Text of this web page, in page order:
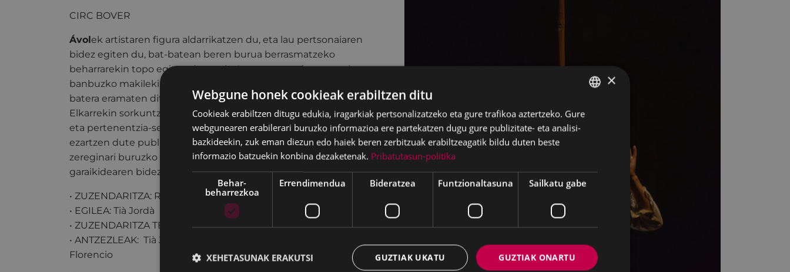
CIRC BOVER
Ávol ek artistaren figura aldarrikatzen du, eta lau pertsonaiaren
bidez egiten du, bat-batean beren burua berrasmatzeko
beharrarekin topo egiten dutenak. Gerora sortutako egoerak
banbuzko makilekin eta sokekin sortutako eszena-unibertso
batera eramaten ditu.
Elkarrekin sorkuntza artistikoa aztertzen dute eta identitatearen
eta pertenentzia-sentimenduaren inguruko elkarrizketa bat
ezartzen dute publikoarekin. Obra kulturak gaur egun duen
zereginari buruzko adierazpen komikoa eta gogoetatsua da, zirku
garaikidearen bidez.
• ZUZENDARITZA: Roberto Magro
• EGILEA: Tià Jordà
• ZUZENDARITZA TEKNIKOA:Poema Mühlenberg
• ANTZEZLEAK: Tià Jordà, Carla Fontes, Adriano de Carvalho, Marc
Florencio
BASQUE
SPANISH
×
Webgune honek cookieak erabiltzen ditu
Cookieak erabiltzen ditugu edukia, iragarkiak pertsonalizatzeko eta gure trafikoa aztertzeko. Gure
webgunearen erabilerari buruzko informazioa ere partekatzen dugu gure publizitate- eta analisi-
bazkideekin, zuk eman diezun edo haiek beren zerbitzuak erabiltzeagatik bildu duten beste
informazio batzuekin konbina dezaketenak. Pribatutasun-politika
Behar-
beharrezkoa
Errendimendua Bideratzea Funtzionaltasuna Sailkatu gabe
GUZTIAK ONARTU
GUZTIAK UKATU
XEHETASUNAK ERAKUTSI